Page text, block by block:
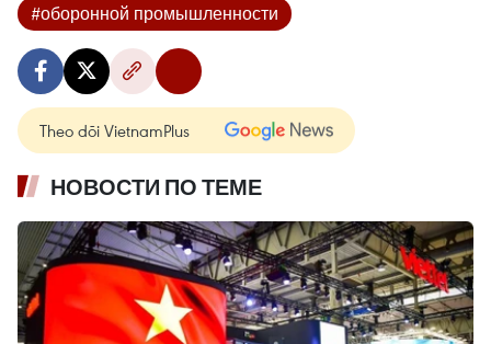
#оборонной промышленности
Theo dõi VietnamPlus
НОВОСТИ ПО ТЕМЕ